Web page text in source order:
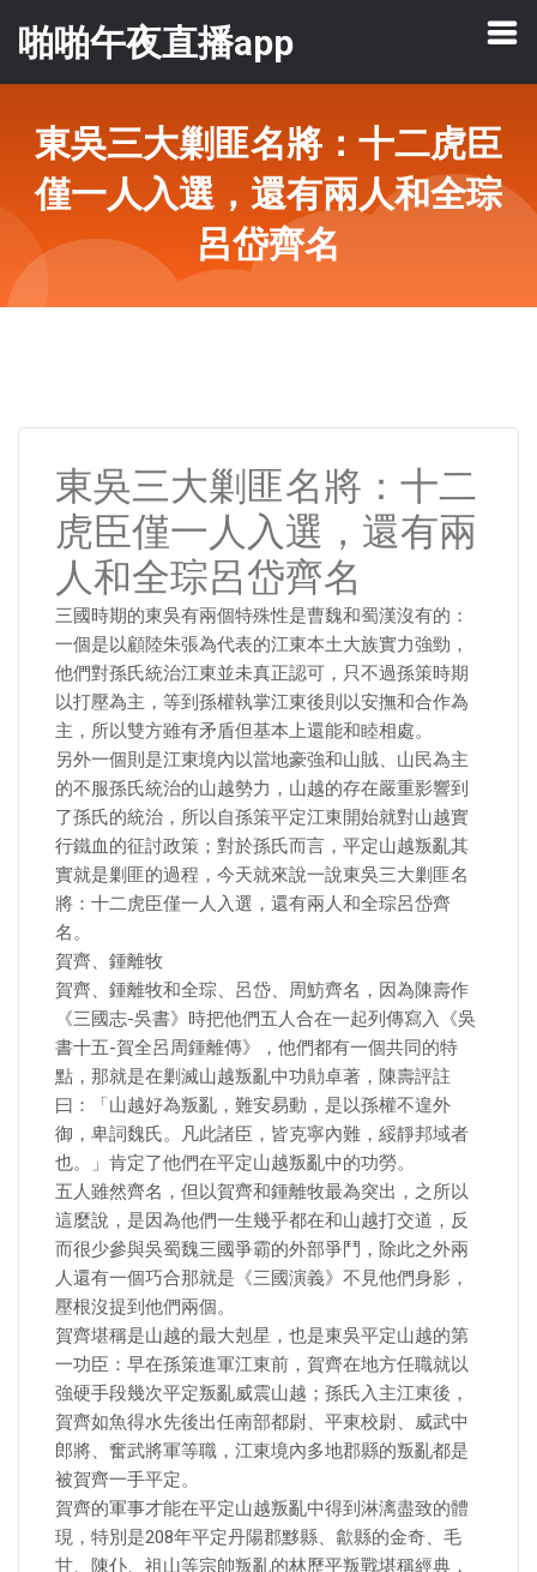
啪啪午夜直播app
東吳三大剿匪名將：十二虎臣
僅一人入選，還有兩人和全琮
呂岱齊名
東吳三大剿匪名將：十二
虎臣僅一人入選，還有兩
人和全琮呂岱齊名
三國時期的東吳有兩個特殊性是曹魏和蜀漢沒有的：
一個是以顧陸朱張為代表的江東本土大族實力強勁，
他們對孫氏統治江東並未真正認可，只不過孫策時期
以打壓為主，等到孫權執掌江東後則以安撫和合作為
主，所以雙方雖有矛盾但基本上還能和睦相處。
另外一個則是江東境內以當地豪強和山賊、山民為主
的不服孫氏統治的山越勢力，山越的存在嚴重影響到
了孫氏的統治，所以自孫策平定江東開始就對山越實
行鐵血的征討政策；對於孫氏而言，平定山越叛亂其
實就是剿匪的過程，今天就來說一說東吳三大剿匪名
將：十二虎臣僅一人入選，還有兩人和全琮呂岱齊
名。
賀齊、鍾離牧
賀齊、鍾離牧和全琮、呂岱、周魴齊名，因為陳壽作
《三國志-吳書》時把他們五人合在一起列傳寫入《吳
書十五-賀全呂周鍾離傳》，他們都有一個共同的特
點，那就是在剿滅山越叛亂中功勛卓著，陳壽評註
曰：「山越好為叛亂，難安易動，是以孫權不遑外
御，卑詞魏氏。凡此諸臣，皆克寧內難，綏靜邦域者
也。」肯定了他們在平定山越叛亂中的功勞。
五人雖然齊名，但以賀齊和鍾離牧最為突出，之所以
這麼說，是因為他們一生幾乎都在和山越打交道，反
而很少參與吳蜀魏三國爭霸的外部爭鬥，除此之外兩
人還有一個巧合那就是《三國演義》不見他們身影，
壓根沒提到他們兩個。
賀齊堪稱是山越的最大剋星，也是東吳平定山越的第
一功臣：早在孫策進軍江東前，賀齊在地方任職就以
強硬手段幾次平定叛亂威震山越；孫氏入主江東後，
賀齊如魚得水先後出任南部都尉、平東校尉、威武中
郎將、奮武將軍等職，江東境內多地郡縣的叛亂都是
被賀齊一手平定。
賀齊的軍事才能在平定山越叛亂中得到淋漓盡致的體
現，特別是208年平定丹陽郡黟縣、歙縣的金奇、毛
甘、陳仆、祖山等宗帥叛亂的林歷平叛戰堪稱經典，